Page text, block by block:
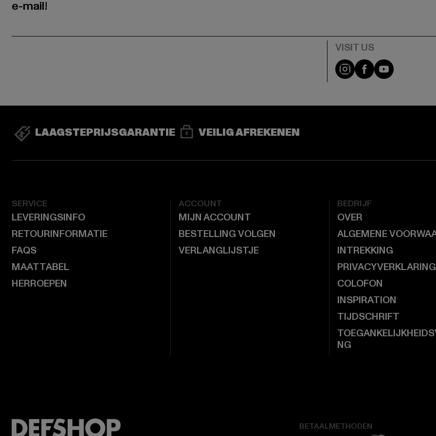
e-mail!
Visit our Instagram
Visit ourVisit our
LAAGSTEPRIJSGARANTIE VEILIG AFREKENEN
SERVICE
LEVERINGSINFO
RETOURINFORMATIE
FAQS
MAATTABEL
HERROEPEN
ACCOUNT
MIJN ACCOUNT
BESTELLING VOLGEN
VERLANGLIJSTJE
BEDRIJF
OVER
ALGEMENE
INTREKKING
PRIVACYVERKLARING
COLOFON
INSPIRATION
TIJDSCHRIFT
NG
BETAALMETHODEN